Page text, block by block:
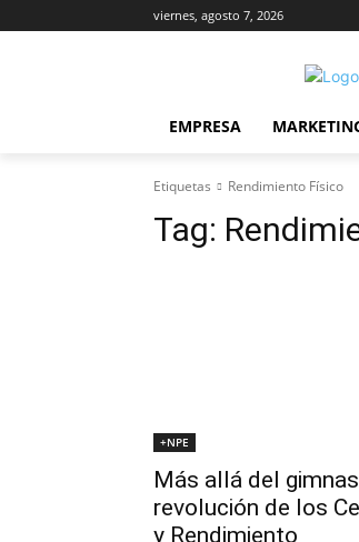
viernes, agosto 7, 2026
EMPRESA
Etiquetas Rendimiento Físico
Tag:
+NPE
Más allá del
revolución de los
y Rendimiento